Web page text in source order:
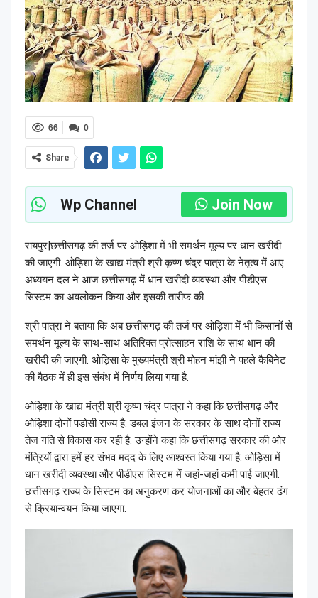
0
66
Share
Wp Channel Join Now
रायपुर|छत्तीसगढ़ की तर्ज पर ओड़िशा में भी समर्थन मूल्य पर धान खरीदी
की जाएगी. ओड़िशा के खाद्य मंत्री श्री कृष्ण चंद्र पात्रा के नेतृत्व में आए
अध्ययन दल ने आज छत्तीसगढ़ में धान खरीदी व्यवस्था और पीडीएस
सिस्टम का अवलोकन किया और इसकी तारीफ की.
श्री पात्रा ने बताया कि अब छत्तीसगढ़ की तर्ज पर ओड़िशा में भी किसानों से
समर्थन मूल्य के साथ-साथ अतिरिक्त प्रोत्साहन राशि के साथ धान की
खरीदी की जाएगी. ओड़िसा के मुख्यमंत्री श्री मोहन मांझी ने पहले कैबिनेट
की बैठक में ही इस संबंध में निर्णय लिया गया है.
ओड़िशा के खाद्य मंत्री श्री कृष्ण चंद्र पात्रा ने कहा कि छत्तीसगढ़ और
ओड़िशा दोनों पड़ोसी राज्य है. डबल इंजन के सरकार के साथ दोनों राज्य
तेज गति से विकास कर रही है. उन्होंने कहा कि छत्तीसगढ़ सरकार की ओर
मंत्रियों द्वारा हमें हर संभव मदद के लिए आश्वस्त किया गया है. ओड़िसा में
धान खरीदी व्यवस्था और पीडीएस सिस्टम में जहां-जहां कमी पाई जाएगी.
छत्तीसगढ़ राज्य के सिस्टम का अनुकरण कर योजनाओं का और बेहतर ढंग
से क्रियान्वयन किया जाएगा.